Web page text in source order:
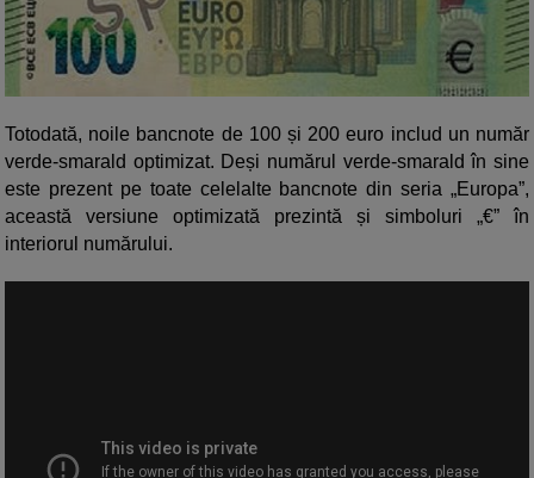
Totodată, noile bancnote de 100 și 200 euro includ un număr
verde-smarald optimizat. Deși numărul verde-smarald în sine
este prezent pe toate celelalte bancnote din seria „Europa”,
această versiune optimizată prezintă și simboluri „€” în
interiorul numărului.